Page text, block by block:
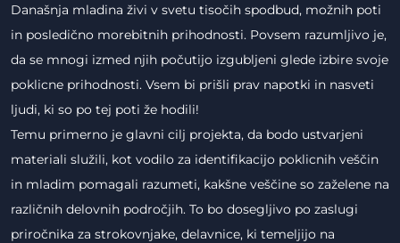
Današnja mladina živi v svetu tisočih spodbud, možnih poti
in posledično morebitnih prihodnosti. Povsem razumljivo je,
da se mnogi izmed njih počutijo izgubljeni glede izbire svoje
poklicne prihodnosti. Vsem bi prišli prav napotki in nasveti
ljudi, ki so po tej poti že hodili!
Temu primerno je glavni cilj projekta, da bodo ustvarjeni
materiali služili, kot vodilo za identifikacijo poklicnih veščin
in mladim pomagali razumeti, kakšne veščine so zaželene na
različnih delovnih področjih. To bo dosegljivo po zaslugi
priročnika za strokovnjake, delavnice, ki temeljijo na